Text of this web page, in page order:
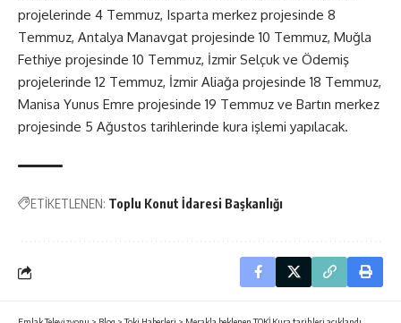
projelerinde 4 Temmuz, Isparta merkez projesinde 8
Temmuz, Antalya Manavgat projesinde 10 Temmuz, Muğla
Fethiye projesinde 10 Temmuz, İzmir Selçuk ve Ödemiş
projelerinde 12 Temmuz, İzmir Aliağa projesinde 18 Temmuz,
Manisa Yunus Emre projesinde 19 Temmuz ve Bartın merkez
projesinde 5 Ağustos tarihlerinde kura işlemi yapılacak.
ETİKETLENEN: Toplu Konut İdaresi Başkanlığı